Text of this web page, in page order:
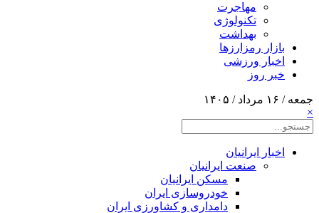
مهاجرت
تکنولوژی
بهداشت
بازار رمزارزها
اخبار ورزشی
خبر روز
جمعه / ۱۶ مرداد / ۱۴۰۵
×
اخبار ایرانیان
صنعت ایرانیان
مسکن ایرانیان
خودروسازی ایران
دامداری و کشاورزی ایران